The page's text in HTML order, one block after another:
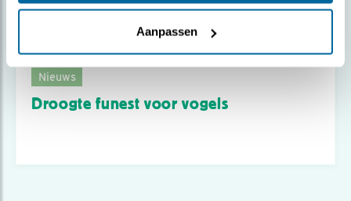
Aanpassen
Nieuws
Droogte funest voor vogels